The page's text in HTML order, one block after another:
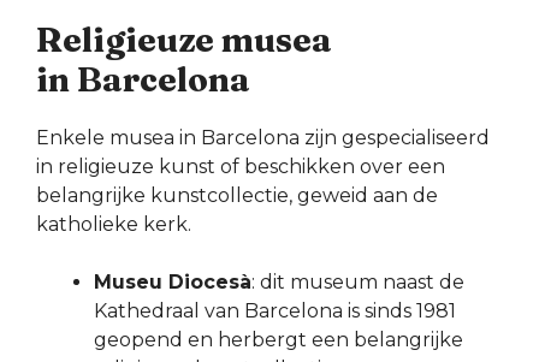
Religieuze musea
in Barcelona
Enkele musea in Barcelona zijn gespecialiseerd
in religieuze kunst of beschikken over een
belangrijke kunstcollectie, geweid aan de
katholieke kerk.
Museu Diocesà: dit museum naast de
Kathedraal van Barcelona is sinds 1981
geopend en herbergt een belangrijke